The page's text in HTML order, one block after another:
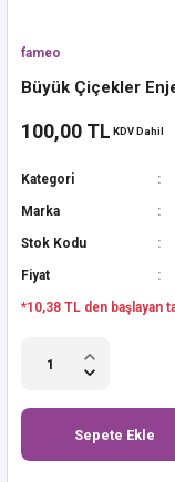
fameo
Büyük Çiçekler
100,00 TL KDV Dahil
Kategori
Marka
Stok Kodu
Fiyat
*10,38 TL den başlayan
Sepete Ekle